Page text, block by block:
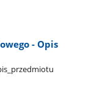
- Opis